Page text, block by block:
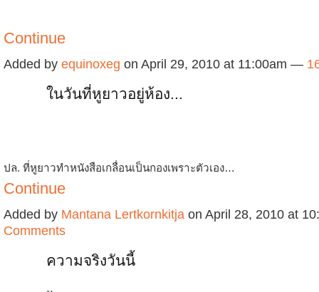
Continue
Added by equinoxeg on April 29, 2010 at 11:00am —
ในวันที่หูยาวอยู่ห้อง...
ปล. ที่หูยาวทำหนังสือเกลื่อนเป็นกองเพราะตัวเอง…
Continue
Added by Mantana Lertkornkitja on April 28, 2010 at
Comments
ความจริงวันนี้